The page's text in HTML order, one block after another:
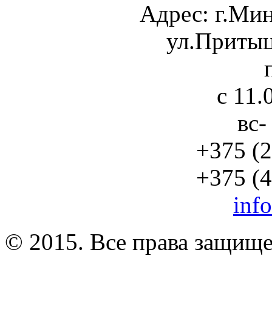
Адрес:
с
+375
+375
© 2015. Все права